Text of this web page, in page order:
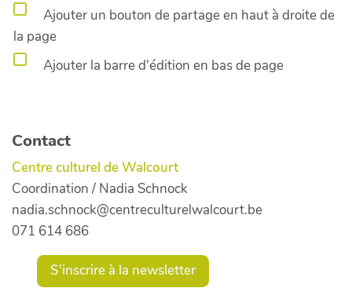
Ajouter un bouton de partage en haut à droite de
la page
Ajouter la barre d'édition en bas de page
Contact
Centre culturel de Walcourt
Coordination / Nadia Schnock
nadia.schnock@centreculturelwalcourt.be
071 614 686
S'inscrire à la newsletter